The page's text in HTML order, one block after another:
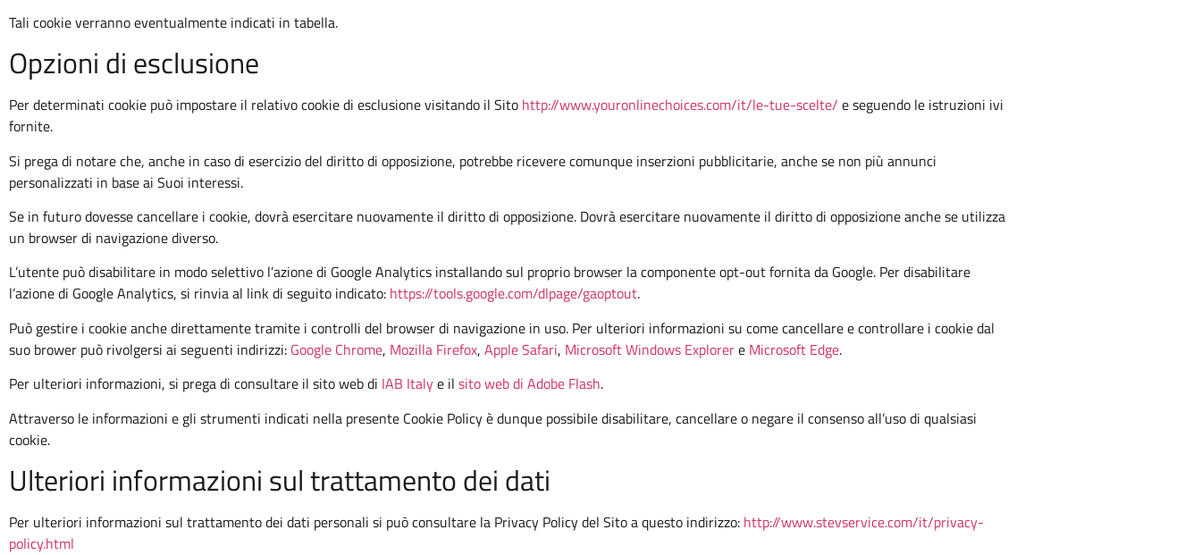
Tali cookie verranno eventualmente indicati in tabella.
Opzioni di esclusione
Per determinati cookie può impostare il relativo cookie di esclusione visitando il Sito http://www.youronlinechoices.com/it/le-tue-scelte/ e seguendo le istruzioni ivi
fornite.
Si prega di notare che, anche in caso di esercizio del diritto di opposizione, potrebbe ricevere comunque inserzioni pubblicitarie, anche se non più annunci
personalizzati in base ai Suoi interessi.
Se in futuro dovesse cancellare i cookie, dovrà esercitare nuovamente il diritto di opposizione. Dovrà esercitare nuovamente il diritto di opposizione anche se utilizza
un browser di navigazione diverso.
L’utente può disabilitare in modo selettivo l’azione di Google Analytics installando sul proprio browser la componente opt-out fornita da Google. Per disabilitare
l’azione di Google Analytics, si rinvia al link di seguito indicato: https://tools.google.com/dlpage/gaoptout.
Può gestire i cookie anche direttamente tramite i controlli del browser di navigazione in uso. Per ulteriori informazioni su come cancellare e controllare i cookie dal
suo brower può rivolgersi ai seguenti indirizzi: Google Chrome, Mozilla Firefox, Apple Safari, Microsoft Windows Explorere Microsoft Edge.
Per ulteriori informazioni, si prega di consultare il sito web di IAB Italye il sito web di Adobe Flash.
Attraverso le informazioni e gli strumenti indicati nella presente Cookie Policy è dunque possibile disabilitare, cancellare o negare il consenso all’uso di qualsiasi
cookie.
Ulteriori informazioni sul trattamento dei dati
Per ulteriori informazioni sul trattamento dei dati personali si può consultare la Privacy Policy del Sito a questo indirizzo: http://www.stevservice.com/it/privacy-
policy.html